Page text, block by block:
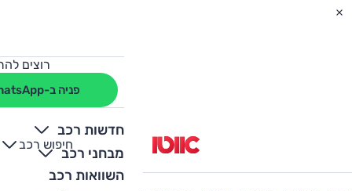
רוצים
פניה ב-WhatsApp
חדשות רכב
מבחני רכב
השוואות רכב
חיפוש רכב
+
-